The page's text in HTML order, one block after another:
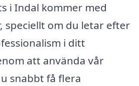
i Indal kommer med
speciellt om du letar efter
i ditt
att använda vår
snabbt få flera